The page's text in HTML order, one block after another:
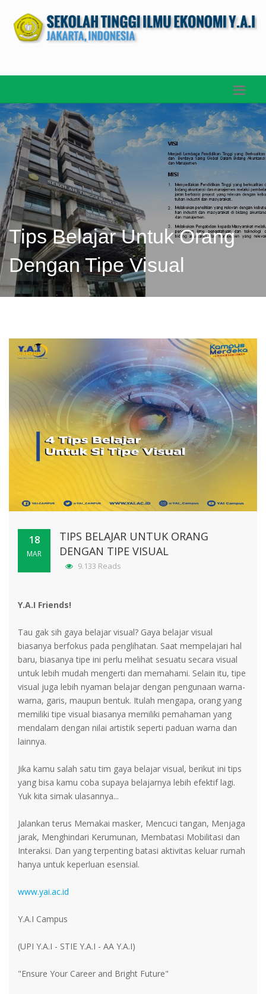
Tips Belajar Untuk Orang
Dengan Tipe Visual
18
MAR
TIPS BELAJAR UNTUK ORANG
DENGAN TIPE VISUAL
9.133 Reads
Y.A.I Friends!
Tau gak sih gaya belajar visual? Gaya belajar visual
biasanya berfokus pada penglihatan. Saat mempelajari hal
baru, biasanya tipe ini perlu melihat sesuatu secara visual
untuk lebih mudah mengerti dan memahami. Selain itu, tipe
visual juga lebih nyaman belajar dengan pengunaan warna-
warna, garis, maupun bentuk. Itulah mengapa, orang yang
memiliki tipe visual biasanya memiliki pemahaman yang
mendalam dengan nilai artistik seperti paduan warna dan
lainnya.
Jika kamu salah satu tim gaya belajar visual, berikut ini tips
yang bisa kamu coba supaya belajarnya lebih efektif lagi.
Yuk kita simak ulasannya...
Jalankan terus Memakai masker, Mencuci tangan, Menjaga
jarak, Menghindari Kerumunan, Membatasi Mobilitasi dan
Interaksi. Dan yang terpenting batasi aktivitas keluar rumah
hanya untuk keperluan esensial.
www.yai.ac.id
Y.A.I Campus
(UPI Y.A.I - STIE Y.A.I - AA Y.A.I)
"Ensure Your Career and Bright Future"